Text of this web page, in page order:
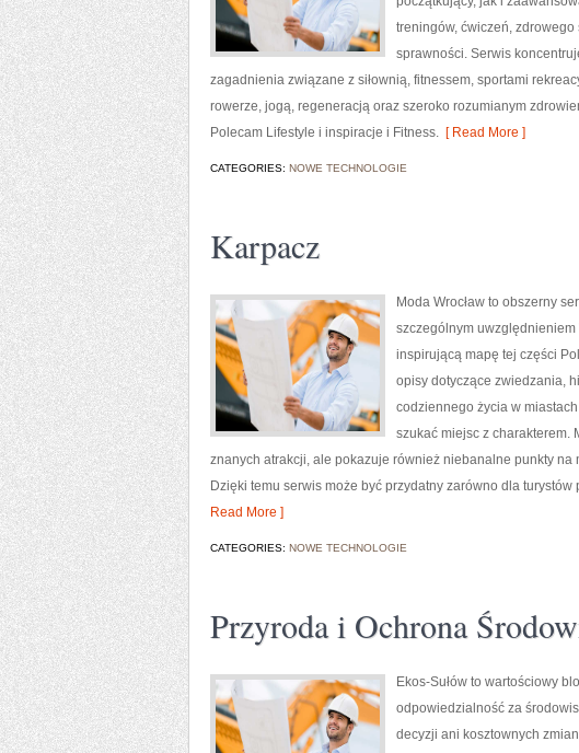
treningów, ćwiczeń,
sprawności. Serwis
zagadnienia związane z siłownią, fitnessem, sportami
rowerze, jogą, regeneracją oraz szeroko rozumianym
Polecam Lifestyle i inspiracje i Fitness. [ Read More ]
CATEGORIES: NOWE TECHNOLOGIE
Karpacz
Moda Wrocław to obszerny
szczególnym uwzględnieniem
inspirującą mapę tej części
opisy dotyczące zwiedzania,
codziennego życia w
szukać miejsc z charakterem.
znanych atrakcji, ale pokazuje również niebanalne punkty
Dzięki temu serwis może być przydatny zarówno dla
Read More ]
CATEGORIES: NOWE TECHNOLOGIE
Przyroda i Ochrona
Ekos-Sułów to wartościowy
odpowiedzialność za
decyzji ani kosztownych